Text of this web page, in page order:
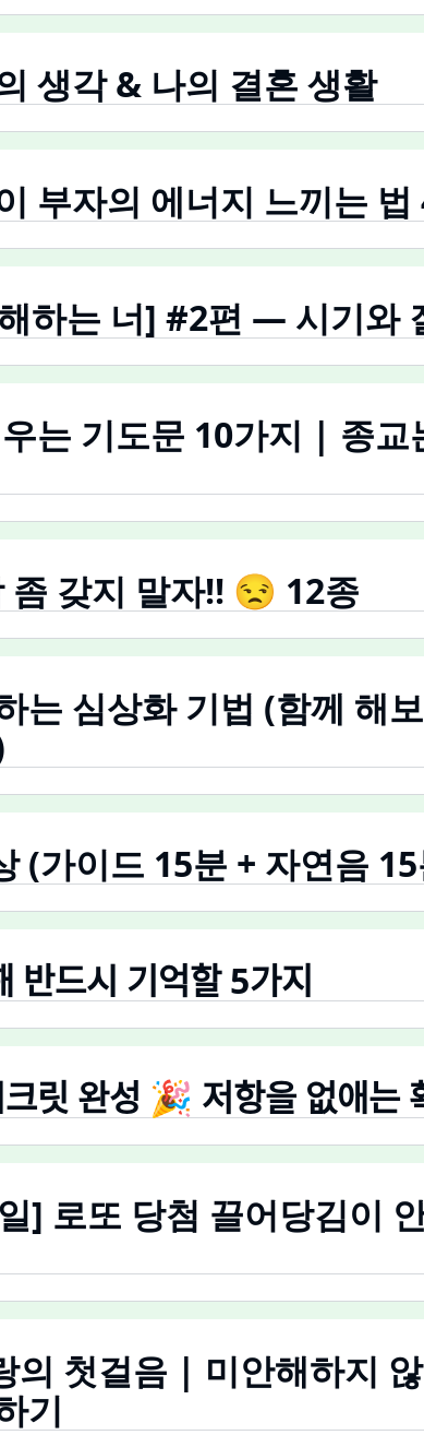
생각 & 나의 결혼 생활
부자의 에너지 느끼는
하는 너] #2편 — 시기와
는 기도문 10가지 | 종교
좀 갖지 말자!! 😒 12종
는 심상화 기법 (함께 해
(가이드 15분 + 자연음
반드시 기억할 5가지
완성 🎉 저항을 없애는
로또 당첨 끌어당김이
의 첫걸음 | 미안해하지
기